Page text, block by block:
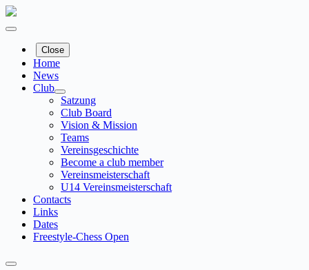
Skip
Close
Home
News
Club
Satzung
Club Board
Vision & Mission
Teams
Vereinsgeschichte
Become a club member
Vereinsmeisterschaft
U14 Vereinsmeisterschaft
Contacts
Links
Dates
Freestyle-Chess Open